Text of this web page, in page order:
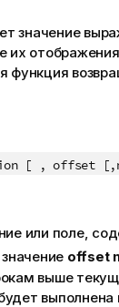
значение
их
функция
[ , offset
или поле,
offset
выше
выполнена